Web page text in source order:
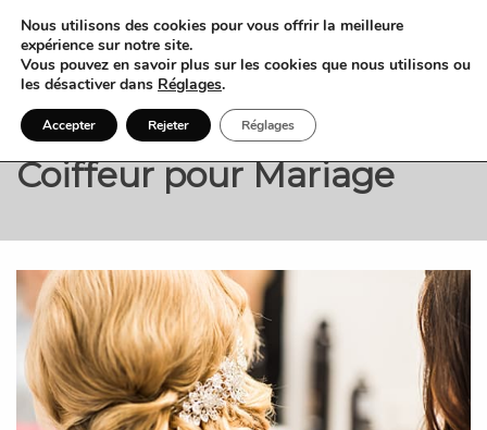
Coiffeur pour Mariage
Nous utilisons des cookies pour vous offrir la meilleure
expérience sur notre site.
Vous pouvez en savoir plus sur les cookies que nous utilisons ou
les désactiver dans Réglages.
Accepter Rejeter Réglages